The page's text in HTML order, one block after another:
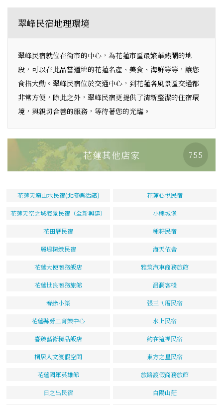
翠峰民宿地理環境
翠峰民宿就位在街市的中心，為花蓮市區最繁華熱鬧的地
段，可以在此品嘗道地的花蓮名產、美食、海鮮等等，讓您
食指大動。翠峰民宿位於交通中心，到花蓮各風景區交通都
非常方便，除此之外，翠峰民宿更提供了清新整潔的住宿環
境，與親切合善的服務，等待著您的光臨。
花蓮其他店家 755
花蓮天籟山水民宿(北濱樂活館) 花蓮心悅民宿
花蓮天空之城海景民宿（全新興建） 小熊城堡
花田厝民宿 種籽民宿
麗堤精緻民宿 海天依舍
花蓮大使商務飯店 雅筑汽車商務旅館
花蓮世良商務旅館 洄瀾客棧
春綠小築 張三ㄟ厝民宿
花蓮縣勞工育樂中心 水上民宿
喜臻藝術精品飯店 約在這裡民宿
桐居人文渡假空間 東方之星民宿
花蓮國軍英雄館 旅路渡假商務旅館
日之出民宿 白陽山莊